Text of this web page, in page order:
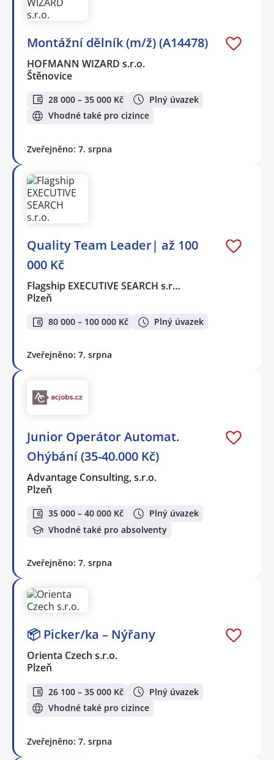
Montážní dělník (m/ž) (A14478)
HOFMANN WIZARD s.r.o.
Štěnovice
28 000 – 35 000 Kč
Plný úvazek
Vhodné také pro cizince
Zveřejněno: 7. srpna
Quality Team Leader| až 100
000 Kč
Flagship EXECUTIVE SEARCH s.r…
Plzeň
80 000 – 100 000 Kč Plný úvazek
Zveřejněno: 7. srpna
Junior Operátor Automat.
Ohýbání (35-40.000 Kč)
Advantage Consulting, s.r.o.
Plzeň
35 000 – 40 000 Kč
Plný úvazek
Vhodné také pro absolventy
Zveřejněno: 7. srpna
📦 Picker/ka – Nýřany
Orienta Czech s.r.o.
Plzeň
26 100 – 35 000 Kč
Plný úvazek
Vhodné také pro cizince
Zveřejněno: 7. srpna